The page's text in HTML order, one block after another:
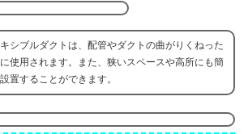
シブルダクトは、配管やダクトの曲がりくねった
使用されます。また、狭いスペースや高所にも簡
置することができます。